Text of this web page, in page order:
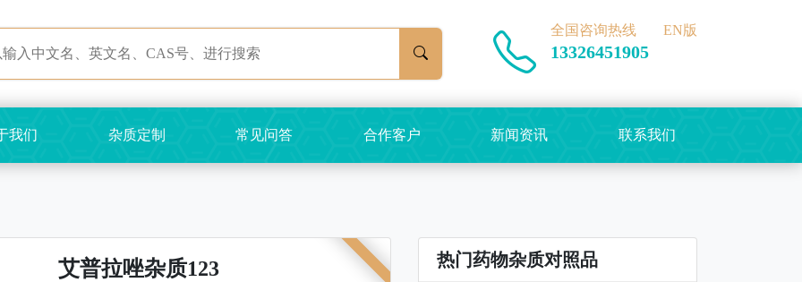
全国咨询热线
13326451905
EN版
我们 杂质定制 常见问答 合作客户 新闻资讯 联系我们
艾普拉唑杂质123 热门药物杂质对照品